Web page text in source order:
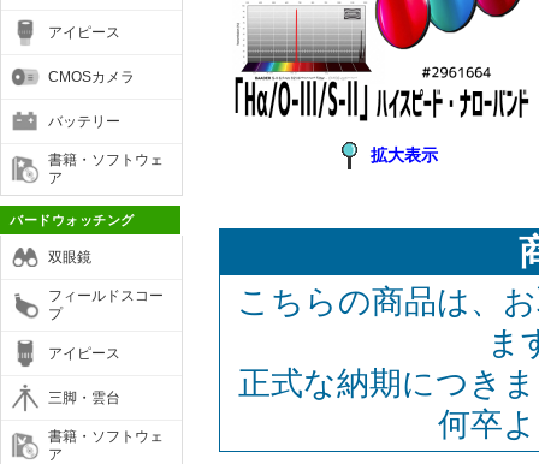
アイピース
CMOSカメラ
バッテリー
書籍・ソフトウェ
ア
バードウォッチング
双眼鏡
フィールドスコー
プ
アイピース
三脚・雲台
書籍・ソフトウェ
ア
拡大表示
こちらの商品は、
ま
正式な納期につき
何卒